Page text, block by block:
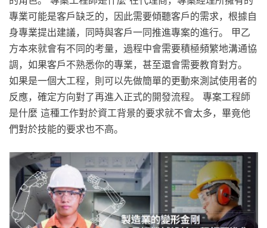
專業可能是客戶缺乏的，因此需要傾聽客戶的需求，根據自
身專業提出建議，同時與客戶一同推進專案的進行。 甲乙
方本來就會有不同的考量，過程中會需要積極頻繁地溝通協
調，如果客戶不熟悉你的專業，甚至還會需要教育對方。
如果是一個大工程，則可以先做簡單的更動來測試使用者的
反應，確定方向對了再進入正式的開發流程。 專案工程師
是什麼 這種工作對於資工背景的要求就不會太多，畢竟他
們對於技能的要求也不高。